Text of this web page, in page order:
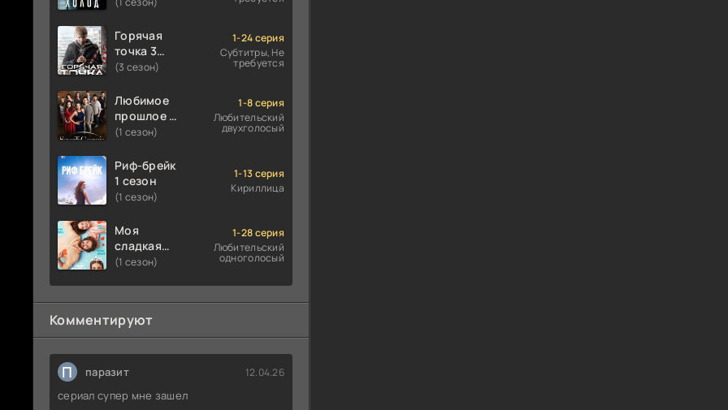
Горячая
точка 3
сезон
(3 сезон)
1-24 серия
Субтитры, Не
требуется
Любимое
прошлое 1
сезон
(1 сезон)
1-8 серия
Любительский
двухголосый
Риф-брейк
1 сезон
(1 сезон)
1-13 серия
Кириллица
Моя
сладкая
ложь 1
(1 сезон)
1-28 серия
Любительский
одноголосый
Комментируют
П паразит 12.04.26
сериал супер мне зашел